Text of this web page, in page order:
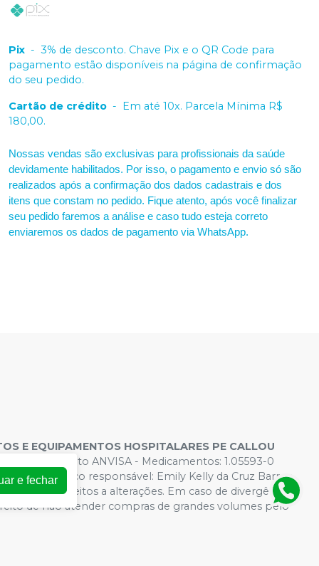
Pix - 3% de desconto. Chave Pix e o QR Code para
pagamento estão disponíveis na página de confirmação
do seu pedido.
Cartão de crédito - Em até 10x. Parcela Mínima R$
180,00.
Nossas vendas são exclusivas para profissionais da saúde
devidamente habilitados. Por isso, o pagamento e envio só são
realizados após a confirmação dos dados cadastrais e dos
itens que constam no pedido. Fique atento, após você finalizar
seu pedido faremos a análise e caso tudo esteja correto
enviaremos os dados de pagamento via WhatsApp.
E EQUIPAMENTOS HOSPITALARES PE CALLOU
Funcionamento ANVISA - Medicamentos: 1.05593-0
- Farmacêutico responsável: Emily Kelly da Cruz Barros.
estão sujeitos a alterações. Em caso de divergência
de não atender compras de grandes volumes pelo
e fechar